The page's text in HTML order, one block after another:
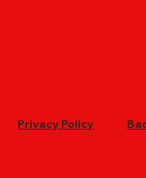
Privacy Policy